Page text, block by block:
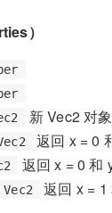
）
新 Vec2 对象
返回 x = 0
返回 x = 0 和
Vec2 返回 x = 1